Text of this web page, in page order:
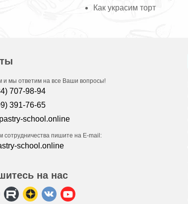
Как украсим торт
и мы ответим на все Ваши вопросы!
707-98-94
391-76-65
school.online
сотрудничества пишите на E-mail:
school.online
на нас